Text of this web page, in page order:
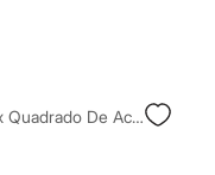
Óculos De Sol Unissex Quadrado De Acetato Triton Verde